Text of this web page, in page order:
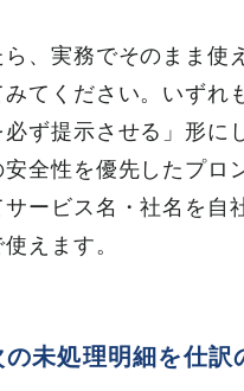
、実務でそのまま使
てください。いずれ
ず提示させる」形に
安全性を優先したプロ
ービス名・社名を自
えます。
未処理明細を仕訳